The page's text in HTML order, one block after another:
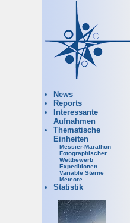
News
Reports
Interessante
Aufnahmen
Thematische
Einheiten
Messier-Marathon
Fotographischer
Wettbewerb
Expeditionen
Variable Sterne
Meteore
Statistik